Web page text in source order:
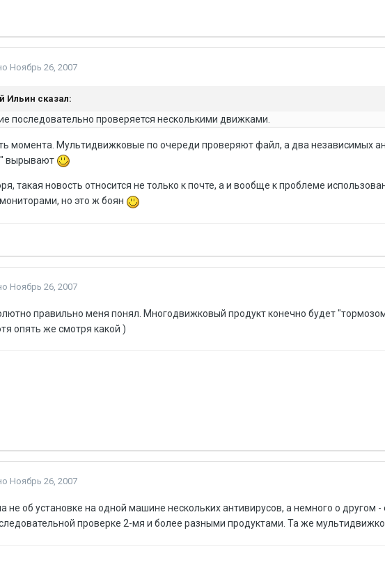
Ноябрь 26, 2007
Ильин сказал:
последовательно проверяется несколькими движками.
момента. Мультидвижковые по очереди проверяют файл, а два независимых
вырывают
такая новость относится не только к почте, а и вообще к проблеме
но это ж боян
Ноябрь 26, 2007
правильно меня понял. Многодвижковый продукт конечно будет
опять же смотря какой )
Ноябрь 26, 2007
не об установке на одной машине нескольких антивирусов, а немного о другом
проверке 2-мя и более разными продуктами. Та же